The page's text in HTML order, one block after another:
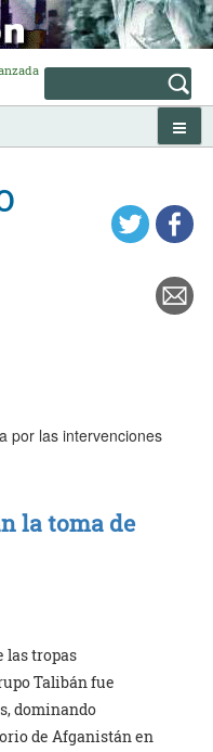
por las intervenciones
la toma de
las tropas
Talibán fue
dominando
de Afganistán en